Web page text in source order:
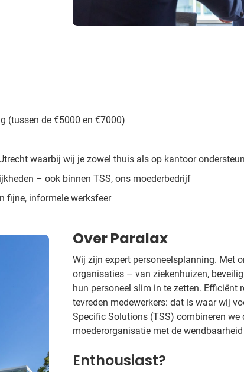
(tussen de €5000 en €7000)
waarbij wij je zowel thuis als op kantoor
– ook binnen TSS, ons moederbedrijf
fijne, informele werksfeer
Over Paralax
Wij zijn expert personeelsplanning. Met
organisaties – van ziekenhuizen,
hun personeel slim in te zetten. Efficiënt
tevreden medewerkers: dat is waar wij
Specific Solutions (TSS) combineren we
moederorganisatie met de
Enthousiast?